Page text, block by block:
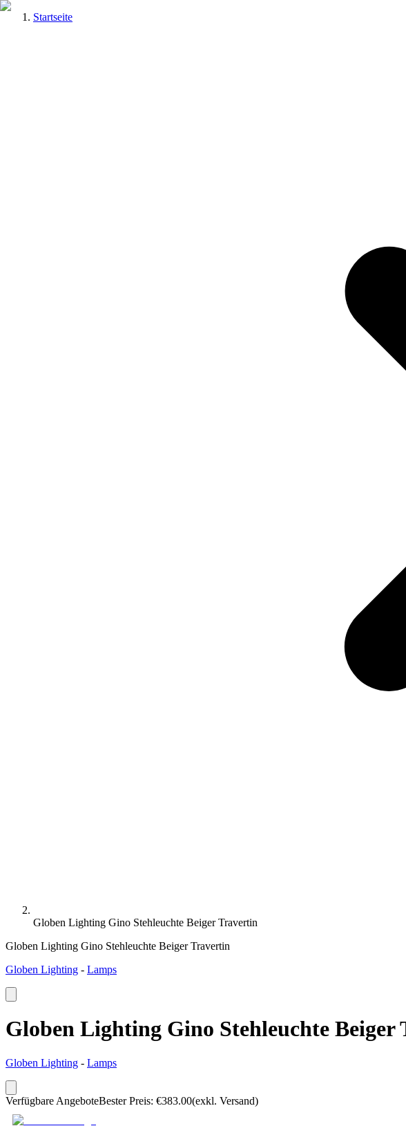
Startseite
Globen Lighting Gino Stehleuchte Beiger Travertin
Globen Lighting Gino Stehleuchte Beiger Travertin
Globen Lighting - Lamps
Globen Lighting Gino Stehleuchte Beiger
Globen Lighting - Lamps
Verfügbare AngeboteBester Preis: €383.00(exkl. Versand)